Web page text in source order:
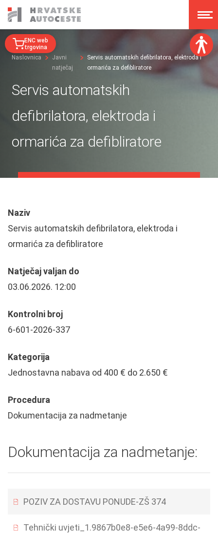
Veličina fonta:
A
ENC web
trgovina
Naslovnica
Javni
natječaj
Servis automatskih defibrilatora, elektroda i
ormarića za defibliratore
Servis automatskih
defibrilatora, elektroda i
ormarića za defibliratore
Naziv
Servis automatskih defibrilatora, elektroda i
ormarića za defibliratore
Natječaj valjan do
03.06.2026. 12:00
Kontrolni broj
6-601-2026-337
Kategorija
Jednostavna nabava od 400 € do 2.650 €
Procedura
Dokumentacija za nadmetanje
Dokumentacija za nadmetanje:
POZIV ZA DOSTAVU PONUDE-ZŠ 374
Tehnički uvjeti_1.9867b0e8-e5e6-4a99-8ddc-